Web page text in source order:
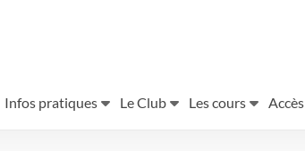
Infos pratiques Le Club Les cours Accès